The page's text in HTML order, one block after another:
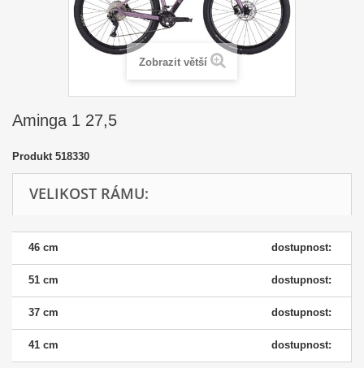
Zobrazit větší
Aminga 1 27,5
Produkt 518330
VELIKOST RÁMU:
46 cm dostupnost:
51 cm dostupnost:
37 cm dostupnost:
41 cm dostupnost: